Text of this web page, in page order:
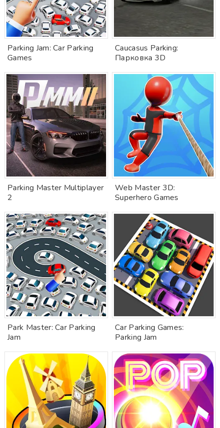
Parking Jam: Car Parking
Games
Caucasus Parking:
Парковка 3D
Parking Master Multiplayer
2
Web Master 3D:
Superhero Games
Park Master: Car Parking
Jam
Car Parking Games:
Parking Jam